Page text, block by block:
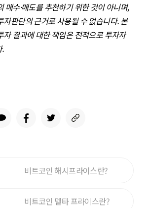
매수·매도를 추천하기 위한 것이 아니며,
자판단의 근거로 사용될 수 없습니다. 본
자 결과에 대한 책임은 전적으로 투자자
.
비트코인 해시프라이스란?
비트코인 델타 프라이스란?